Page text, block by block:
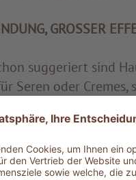
GROSSER
suggeriert sind
Seren oder
sollten je nach
Bedarf verwendet
der Haut ein
Zeitraum. Sie